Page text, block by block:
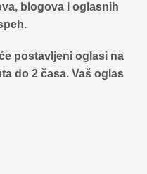
blogova i oglasnih
postavljeni oglasi na
do 2 časa. Vaš oglas